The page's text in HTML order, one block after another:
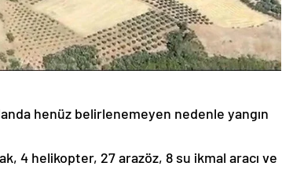
henüz belirlenemeyen nedenle yangın
4 helikopter, 27 arazöz, 8 su ikmal aracı ve